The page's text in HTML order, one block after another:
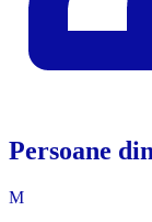
Persoane
M